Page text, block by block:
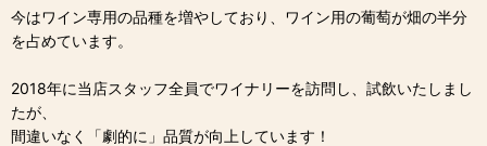
今はワイン専用の品種を増やしており、ワイン用の葡萄が畑の半分
を占めています。
2018年に当店スタッフ全員でワイナリーを訪問し、試飲いたしまし
たが、
間違いなく「劇的に」品質が向上しています！